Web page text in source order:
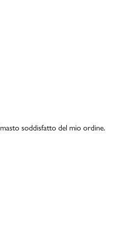
soddisfatto del mio ordine.